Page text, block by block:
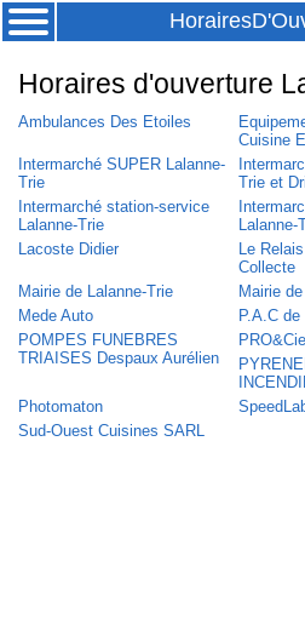
Horaires d'ouverture
Ambulances Des Etoiles
Cuisine
Intermarché SUPER Lalanne-
Trie
Trie et
Intermarché station-service
Lalanne-Trie
Lalanne-
Lacoste Didier
Le
Collecte
Mairie de Lalanne-Trie
Mairie
Mede Auto
P.A.C de
POMPES FUNEBRES
TRIAISES Despaux Aurélien
Photomaton
Sud-Ouest Cuisines SARL